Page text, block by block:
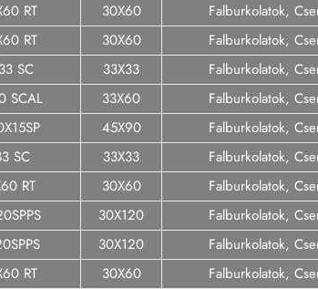
RT 30X60
Falburkolatok,
RT 30X60
Falburkolatok,
SC 33X33
Falburkolatok,
SCAL 33X60
Falburkolatok,
45X90
Falburkolatok,
SC 33X33
Falburkolatok,
RT 30X60
Falburkolatok,
30X120
Falburkolatok,
30X120
Falburkolatok,
RT 30X60 Falburkolatok,